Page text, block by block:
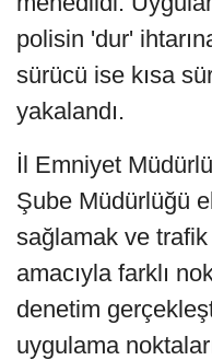
polisin 'dur'
sürücü ise kısa
yakalandı.
İl Emniyet
Şube Müdürlüğü
sağlamak ve
amacıyla farklı
denetim
uygulama